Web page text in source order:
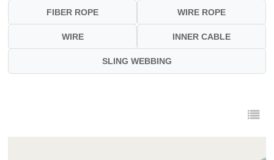
FIBER ROPE WIRE ROPE
WIRE INNER CABLE
SLING WEBBING